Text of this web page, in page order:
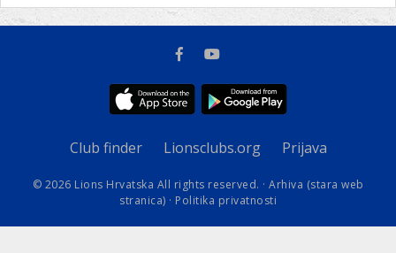
Club finder Lionsclubs.org Prijava
© 2026 Lions Hrvatska All rights reserved. · Arhiva (stara web
stranica) · Politika privatnosti